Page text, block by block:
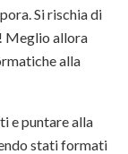
Si rischia di
Meglio allora
alla
e puntare alla
stati formati